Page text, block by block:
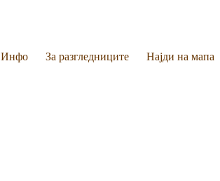
Инфо За разгледниците Најди на мапа